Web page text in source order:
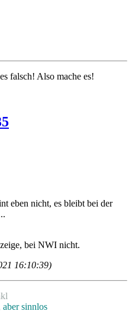
falsch! Also mache es!
eben nicht, es bleibt bei der
bei NWI nicht.
16:10:39)
sinnlos